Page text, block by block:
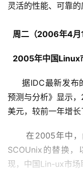
灵活的性能、可靠的
周二（2006年4月
2005年中国Linux
据IDC最新发布
预测与分析》显示
美元，较前一年增长
在2005年中，
SCOUnix的替换
现，中国Lin-ux市场